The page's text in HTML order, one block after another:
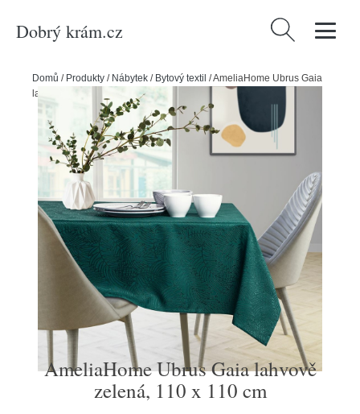
Dobrý krám.cz Vyhledávání
Domů / Produkty / Nábytek / Bytový textil /AmeliaHome Ubrus Gaia
lahvově zelená, 110 x 110 cm
AmeliaHome Ubrus Gaia lahvově
zelená, 110 x 110 cm